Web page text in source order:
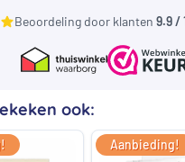
Beoordeling door klanten 9.9 /
ook:
Aanbieding!